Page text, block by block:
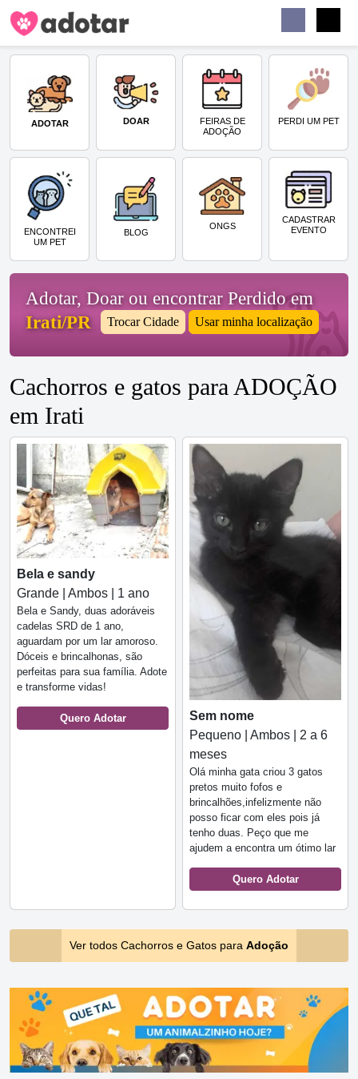
ADOTAR DOAR
FEIRAS DE
ADOÇÃO
PERDI UM PET
ENCONTREI
UM PET
BLOG
ONGS
CADASTRAR
EVENTO
Adotar, Doar ou encontrar Perdido em
Irati/PR
Trocar Cidade Usar minha localização
Cachorros e gatos para ADOÇÃO
em Irati
Bela e sandy
Grande | Ambos | 1 ano
Bela e Sandy, duas adoráveis
cadelas SRD de 1 ano,
aguardam por um lar amoroso.
Dóceis e brincalhonas, são
perfeitas para sua família. Adote
e transforme vidas!
Quero Adotar
Sem nome
Pequeno | Ambos | 2 a 6
meses
Olá minha gata criou 3 gatos
pretos muito fofos e
brincalhões,infelizmente não
posso ficar com eles pois já
tenho duas. Peço que me
ajudem a encontra um ótimo lar
Quero Adotar
Ver todos Cachorros e Gatos para Adoção